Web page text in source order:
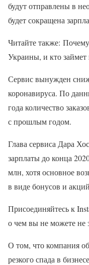
будут отправлены в
будет сокращена
Читайте также:
Украины, и кто займет
Сервис вынужден
коронавируса. По
года количество
с прошлым годом.
Глава сервиса Дара
зарплаты до конца
млн, хотя основное
в виде бонусов и
Присоединяйтесь к
о чем вы не можете не
О том, что компания
резкого спада в